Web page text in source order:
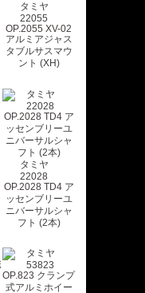
タミヤ
22055
OP.2055 XV-02
アルミアジャス
タブルサスマウ
ント (XH)
タミヤ
22028
OP.2028 TD4 ア
ッセンブリーユ
ニバーサルシャ
フト (2本)